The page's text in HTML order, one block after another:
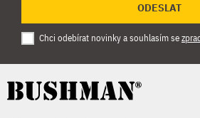
ODESLAT
Chci odebírat novinky a souhlasím se